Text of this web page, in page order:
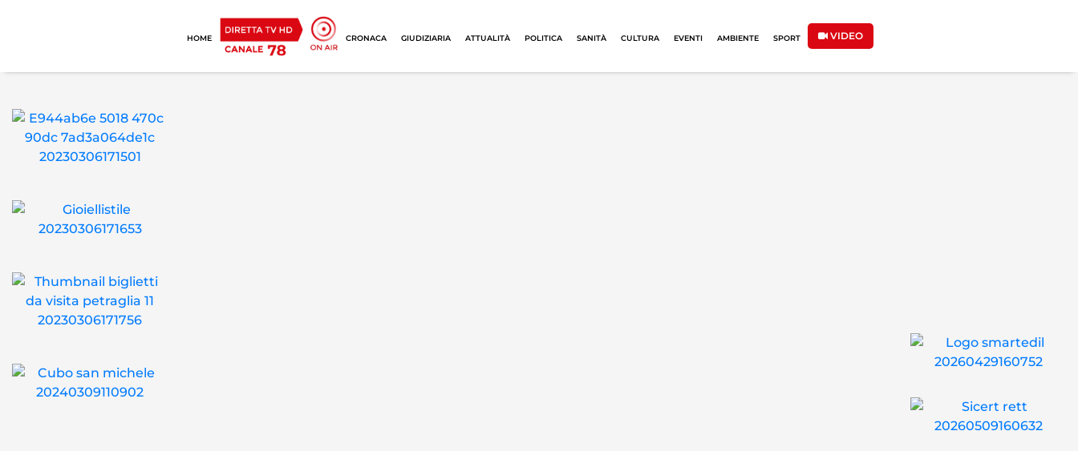
HOME CRONACA GIUDIZIARIA ATTUALITÀ POLITICA SANITÀ CULTURA EVENTI AMBIENTE SPORT VIDEO